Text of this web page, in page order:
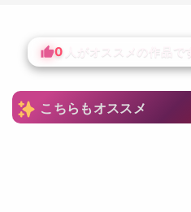
0 人がオススメの作品です
こちらもオススメ